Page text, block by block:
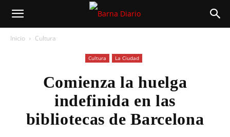
Inicio Cultura
Cultura La Ciudad
Comienza la huelga
indefinida en las
bibliotecas de Barcelona